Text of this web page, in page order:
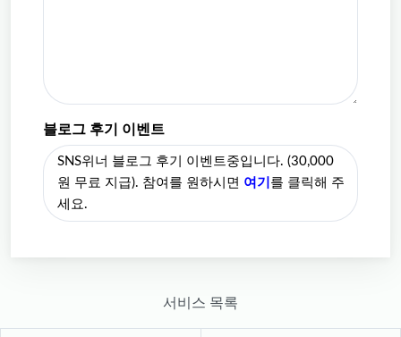
블로그 후기 이벤트
SNS위너 블로그 후기 이벤트중입니다. (30,000
원 무료 지급). 참여를 원하시면 여기 를 클릭해 주
세요.
서비스 목록